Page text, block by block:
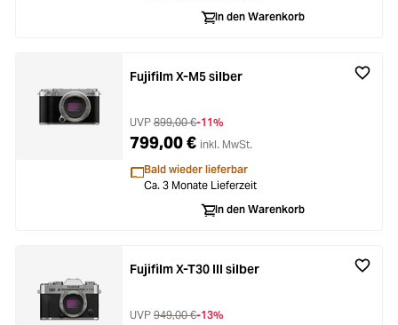
In den Warenkorb
Fujifilm X-M5 silber
UVP 899,00 €-11%
799,00 € inkl. MwSt.
Bald wieder lieferbar
Ca. 3 Monate Lieferzeit
In den Warenkorb
Fujifilm X-T30 III silber
UVP 949,00 €-13%